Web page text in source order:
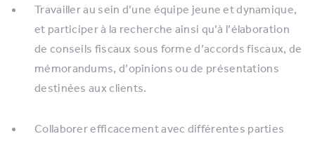
Travailler au sein d’une équipe jeune et dynamique,
et participer à la recherche ainsi qu’à l’élaboration
de conseils fiscaux sous forme d’accords fiscaux, de
mémorandums, d’opinions ou de présentations
destinées aux clients.
Collaborer efficacement avec différentes parties